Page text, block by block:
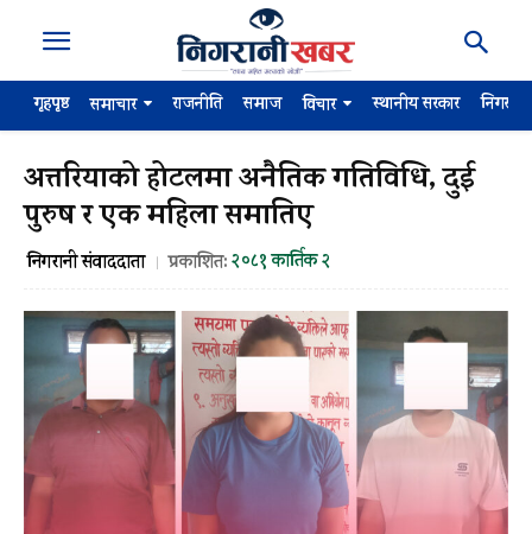
गृहपृष्ठ समाचार राजनीति समाज विचार स्थानीय सरकार
अत्तरियाको होटलमा अनैतिक गतिविधि, दुई
पुरुष र एक महिला समातिए
निगरानी संवाददाता प्रकाशित:२०८१ कार्तिक २